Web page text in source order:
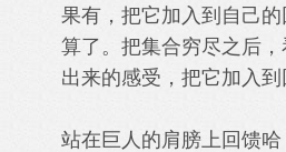
果有，把它加入到自己
算了。把集合穷尽之后
出来的感受，把它加入到
站在巨人的肩膀上回馈哈